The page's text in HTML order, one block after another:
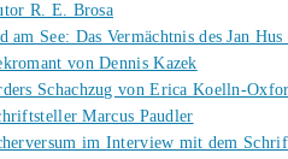
R. E. Brosa
am See: Das Vermächtnis des Jan
von Dennis Kazek
Schachzug von Erica Koelln-
Marcus Paudler
im Interview mit dem